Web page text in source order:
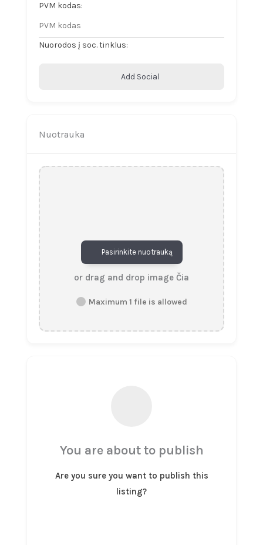
PVM kodas:
Nuorodos į soc. tinklus:
Add Social
Nuotrauka
Pasirinkite nuotrauką
or drag and drop image Čia
Maximum 1 file is allowed
You are about to publish
Are you sure you want to publish this
listing?